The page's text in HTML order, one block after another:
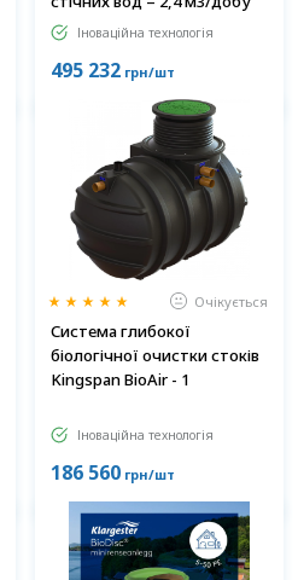
Іноваційна технологія
495 232грн/шт
Очікується
Система глибокої
біологічної очистки стоків
Kingspan BioAir - 1
Іноваційна технологія
186 560грн/шт